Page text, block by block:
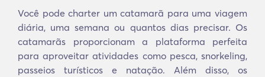
Você pode charter um catamarã para uma viagem
diária, uma semana ou quantos dias precisar. Os
catamarãs proporcionam a plataforma perfeita
para aproveitar atividades como pesca, snorkeling,
passeios turísticos e natação. Além disso, os